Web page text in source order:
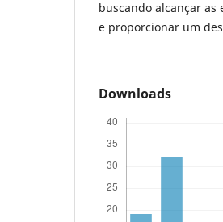
buscando alcançar
e proporcionar um
Downloads